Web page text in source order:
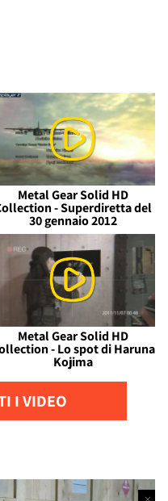
Metal Gear Solid HD
- Superdiretta del
30 gennaio 2012
Metal Gear Solid HD
- Lo spot di Haruna
Kojima
I VIDEO